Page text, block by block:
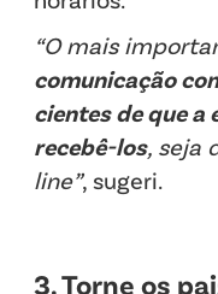
“O mais
comunicação
cientes de que a
recebê-los, seja
line”, sugeri.
3. Torne os